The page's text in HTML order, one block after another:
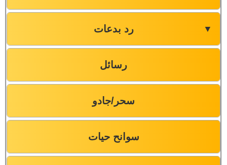
رد بدعات ▼
رسائل
سحر/جادو
سوانح حیات